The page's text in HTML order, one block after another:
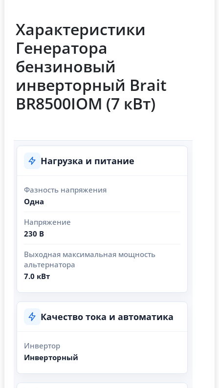
Характеристики
Генератора
бензиновый
инверторный Brait
BR8500IOM (7 кВт)
Нагрузка и питание
Фазность напряжения
Одна
Напряжение
230 В
Выходная максимальная мощность
альтернатора
7.0 кВт
Качество тока и автоматика
Инвертор
Инверторный